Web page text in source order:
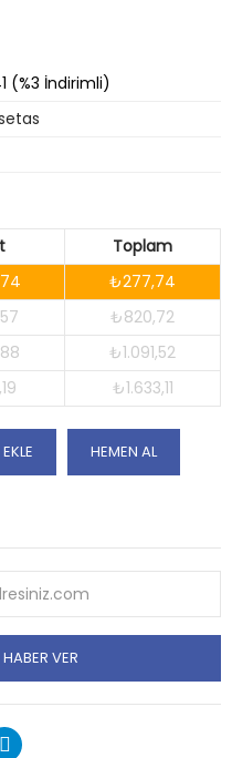
(%3 İndirimli)
Toplam
₺277,74
₺820,72
₺1.091,52
₺1.633,11
HEMEN AL
VER